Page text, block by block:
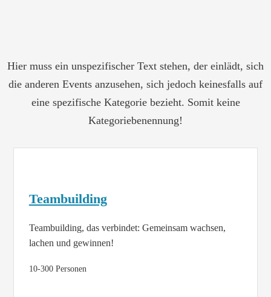
Hier muss ein unspezifischer Text stehen, der einlädt, sich
die anderen Events anzusehen, sich jedoch keinesfalls auf
eine spezifische Kategorie bezieht. Somit keine
Kategoriebenennung!
Teambuilding
Teambuilding, das verbindet: Gemeinsam wachsen,
lachen und gewinnen!
10-300 Personen